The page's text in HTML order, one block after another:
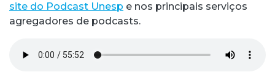
site do Podcast Unesp e nos principais serviços
agregadores de podcasts.